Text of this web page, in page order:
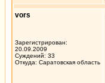
vors
Зарегистрирован:
20.09.2009
Суждений: 33
Откуда: Саратовская область